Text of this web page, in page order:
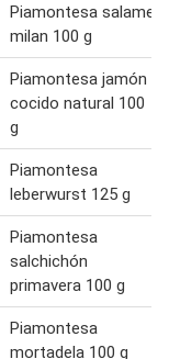
Piamontesa salame
milan 100 g
Piamontesa jamón
cocido natural 100
g
Piamontesa
leberwurst 125 g
Piamontesa
salchichón
primavera 100 g
Piamontesa
mortadela 100 g